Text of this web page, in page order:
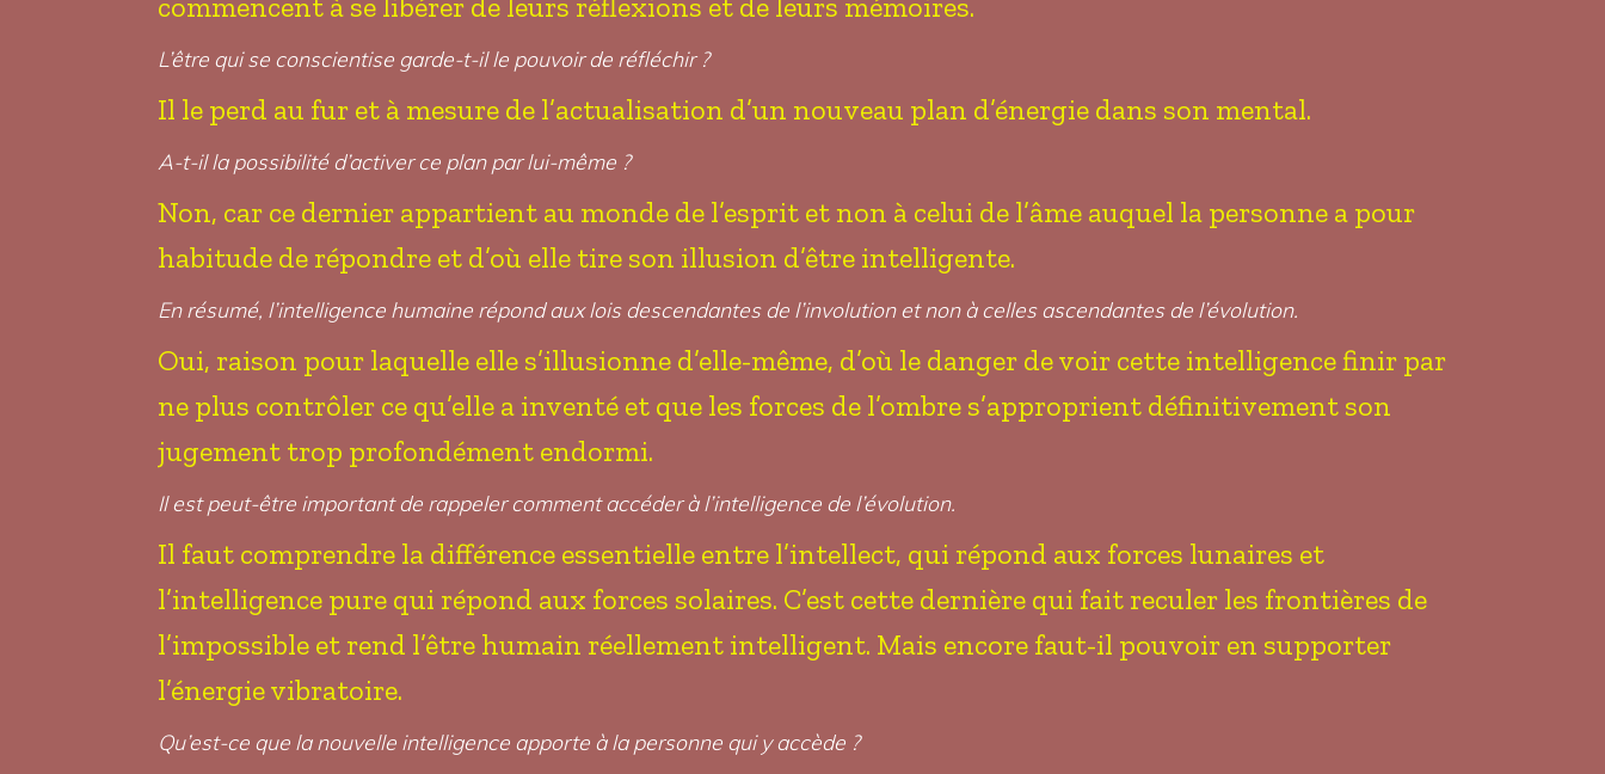
L’être qui se conscientise garde-t-il le pouvoir de réfléchir ?
Il le perd au fur et à mesure de l’actualisation d’un nouveau plan d’énergie dans son mental.
A-t-il la possibilité d’activer ce plan par lui-même ?
Non, car ce dernier appartient au monde de l’esprit et non à celui de l’âme auquel la personne a pour
habitude de répondre et d’où elle tire son illusion d’être intelligente.
En résumé, l’intelligence humaine répond aux lois descendantes de l’involution et non à celles ascendantes de l’évolution.
Oui, raison pour laquelle elle s’illusionne d’elle-même, d’où le danger de voir cette intelligence finir par
ne plus contrôler ce qu’elle a inventé et que les forces de l’ombre s’approprient définitivement son
jugement trop profondément endormi.
Il est peut-être important de rappeler comment accéder à l’intelligence de l’évolution.
Il faut comprendre la différence essentielle entre l’intellect, qui répond aux forces lunaires et
l’intelligence pure qui répond aux forces solaires. C’est cette dernière qui fait reculer les frontières de
l’impossible et rend l’être humain réellement intelligent. Mais encore faut-il pouvoir en supporter
l’énergie vibratoire.
Qu’est-ce que la nouvelle intelligence apporte à la personne qui y accède ?